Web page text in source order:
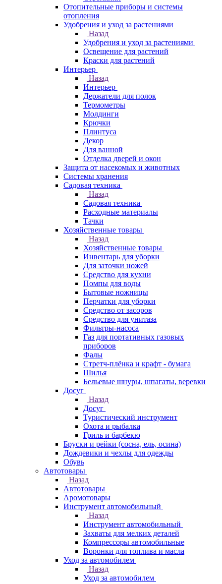
Отопительные приборы и системы
отопления
Удобрения и уход за растениями
Назад
Удобрения и уход за растениями
Освещение для растений
Краски для растений
Интерьер
Назад
Интерьер
Держатели для полок
Термометры
Молдинги
Крючки
Плинтуса
Декор
Для ванной
Отделка дверей и окон
Защита от насекомых и животных
Системы хранения
Садовая техника
Назад
Садовая техника
Расходные материалы
Тачки
Хозяйственные товары
Назад
Хозяйственные товары
Инвентарь для уборки
Для заточки ножей
Средство для кухни
Помпы для воды
Бытовые ножницы
Перчатки для уборки
Средство от засоров
Средство для унитаза
Фильтры-насоса
Газ для портативных газовых
приборов
Фалы
Стретч-плёнка и крафт - бумага
Шилья
Бельевые шнуры, шпагаты, веревки
Досуг
Назад
Досуг
Туристический инструмент
Охота и рыбалка
Гриль и барбекю
Бруски и рейки (сосна, ель, осина)
Дождевики и чехлы для одежды
Обувь
Автотовары
Назад
Автотовары
Аромотовары
Инструмент автомобильный
Назад
Инструмент автомобильный
Захваты для мелких деталей
Компрессоры автомобильные
Воронки для топлива и масла
Уход за автомобилем
Назад
Уход за автомобилем